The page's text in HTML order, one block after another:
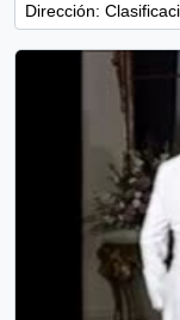
Dirección: